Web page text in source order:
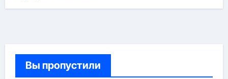
Вы пропустили